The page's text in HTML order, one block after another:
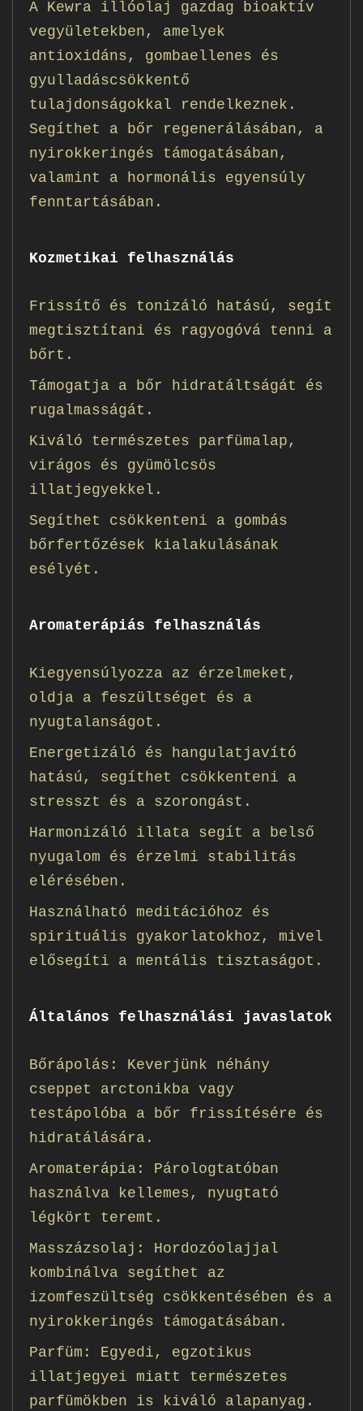
A Kewra illóolaj gazdag bioaktív
vegyületekben, amelyek
antioxidáns, gombaellenes és
gyulladáscsökkentő
tulajdonságokkal rendelkeznek.
Segíthet a bőr regenerálásában, a
nyirokkeringés támogatásában,
valamint a hormonális egyensúly
fenntartásában.
Kozmetikai felhasználás
Frissítő és tonizáló hatású, segít
megtisztítani és ragyogóvá tenni a
bőrt.
Támogatja a bőr hidratáltságát és
rugalmasságát.
Kiváló természetes parfümalap,
virágos és gyümölcsös
illatjegyekkel.
Segíthet csökkenteni a gombás
bőrfertőzések kialakulásának
esélyét.
Aromaterápiás felhasználás
Kiegyensúlyozza az érzelmeket,
oldja a feszültséget és a
nyugtalanságot.
Energetizáló és hangulatjavító
hatású, segíthet csökkenteni a
stresszt és a szorongást.
Harmonizáló illata segít a belső
nyugalom és érzelmi stabilitás
elérésében.
Használható meditációhoz és
spirituális gyakorlatokhoz, mivel
elősegíti a mentális tisztaságot.
Általános felhasználási javaslatok
Bőrápolás: Keverjünk néhány
cseppet arctonikba vagy
testápolóba a bőr frissítésére és
hidratálására.
Aromaterápia: Párologtatóban
használva kellemes, nyugtató
légkört teremt.
Masszázsolaj: Hordozóolajjal
kombinálva segíthet az
izomfeszültség csökkentésében és a
nyirokkeringés támogatásában.
Parfüm: Egyedi, egzotikus
illatjegyei miatt természetes
parfümökben is kiváló alapanyag.